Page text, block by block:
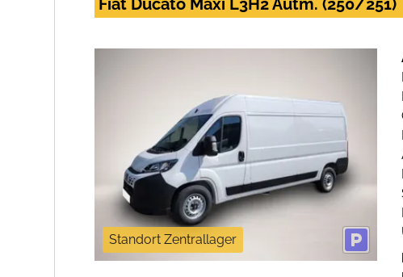
Fiat Ducato Maxi L3H2 Autm. (250/251)
Standort Zentrallager